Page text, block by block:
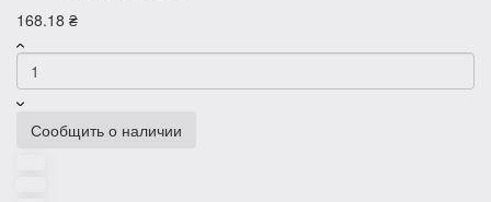
168.18 ₴
Сообщить о наличии